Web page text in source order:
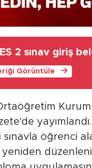
2 sınav giriş
Görüntüle
sınavla öğrenci